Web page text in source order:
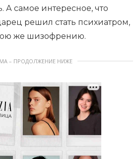
самое интересное, что
решил стать психиатром,
же шизофрению.
– ПРОДОЛЖЕНИЕ НИЖЕ